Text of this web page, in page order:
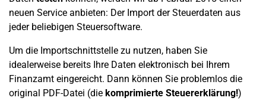
neuen Service anbieten: Der Import der Steuerdaten aus
jeder beliebigen Steuersoftware.
Um die Importschnittstelle zu nutzen, haben Sie
idealerweise bereits Ihre Daten elektronisch bei Ihrem
Finanzamt eingereicht. Dann können Sie problemlos die
original PDF-Datei (die komprimierte Steuererklärung!)